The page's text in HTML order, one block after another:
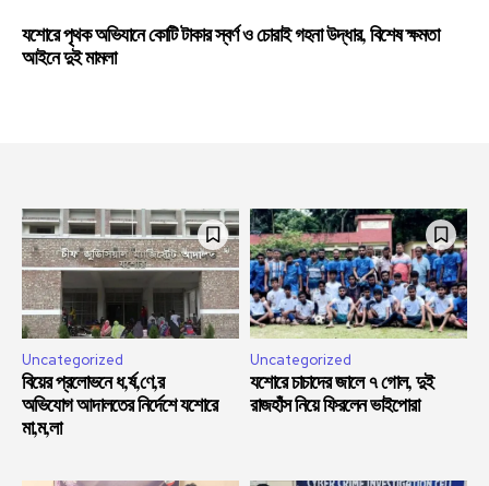
যশোরে পৃথক অভিযানে কোটি টাকার স্বর্ণ ও চোরাই গহনা উদ্ধার, বিশেষ ক্ষমতা
আইনে দুই মামলা
Uncategorized
বিয়ের প্রলোভনে ধ,র্ষ,ণে,র
অভিযোগ আদালতের নির্দেশে যশোরে
মা,ম,লা
Uncategorized
যশোরে চাচাদের জালে ৭ গোল, দুই
রাজহাঁস নিয়ে ফিরলেন ভাইপোরা